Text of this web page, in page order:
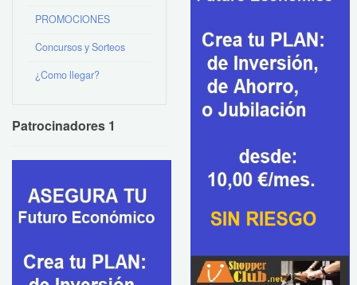
PROMOCIONES
Concursos y Sorteos
¿Como llegar?
Patrocinadores 1